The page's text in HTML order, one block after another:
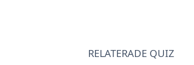
RELATERADE QUIZ